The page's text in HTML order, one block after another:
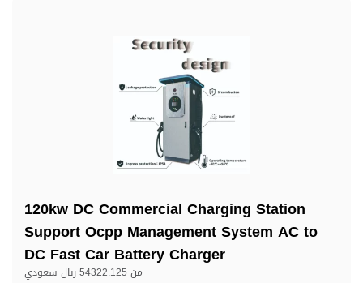
120kw DC Commercial Charging Station
Support Ocpp Management System AC to
DC Fast Car Battery Charger
من 54322.125 ريال سعودي